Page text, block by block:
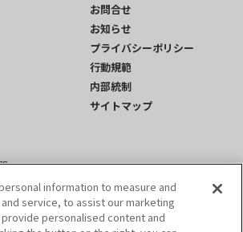
お問合せ
お知らせ
プライバシーポリシー
行動規範
内部統制
サイトマップ
information to measure and
service, to assist our marketing
personalised content and